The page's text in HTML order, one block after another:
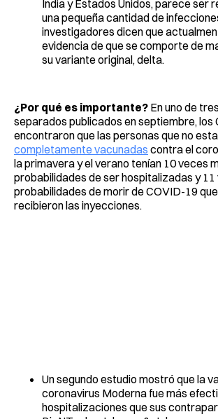
India y Estados Unidos, parece ser
una pequeña cantidad de
investigadores dicen que
evidencia de que se comporte de
su variante original, delta.
¿Por qué es importante? En uno de
separados publicados en septiembre, los
encontraron que las personas que no
completamente vacunadas contra el
la primavera y el verano tenían 10 veces
probabilidades de ser hospitalizadas y 11
probabilidades de morir de COVID-19
recibieron las inyecciones.
Un segundo estudio mostró que la
coronavirus Moderna fue más
hospitalizaciones que sus